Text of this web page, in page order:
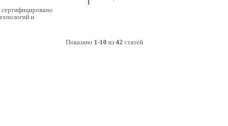
и
Показано 1-10 из 42 статей